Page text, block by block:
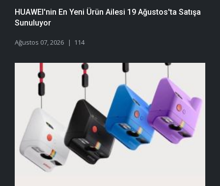
HUAWEI'nin En Yeni Ürün Ailesi 19 Ağustos'ta Satışa
Sunuluyor
Ağustos 07, 2026 114